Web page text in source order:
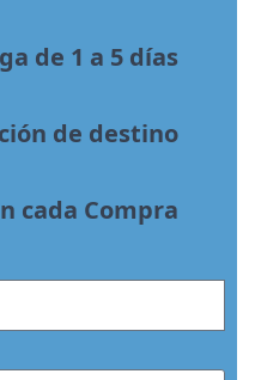
de 1 a 5 días
de destino
cada Compra